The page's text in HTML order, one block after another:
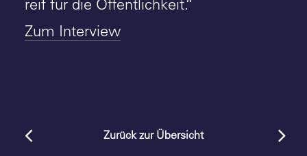
reif für die Öffentlichkeit.“
Zum Interview
Zurück zur Übersicht